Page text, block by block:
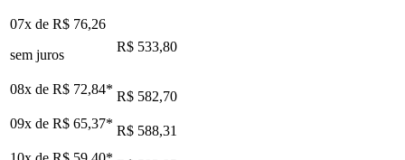
07x de R$ 76,26
sem juros
R$ 533,80
08x de R$ 72,84* R$ 582,70
09x de R$ 65,37* R$ 588,31